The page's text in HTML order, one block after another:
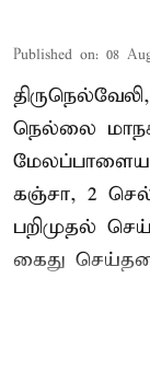
Published on: 08
திருநெல்வேலி,
நெல்லை
கஞ்சா, 2
பறிமுதல்
கைது